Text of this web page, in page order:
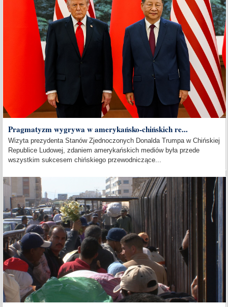
Pragmatyzm wygrywa w amerykańsko-chińskich re...
Wizyta prezydenta Stanów Zjednoczonych Donalda Trumpa w Chińskiej
Republice Ludowej, zdaniem amerykańskich mediów była przede
wszystkim sukcesem chińskiego przewodniczące...